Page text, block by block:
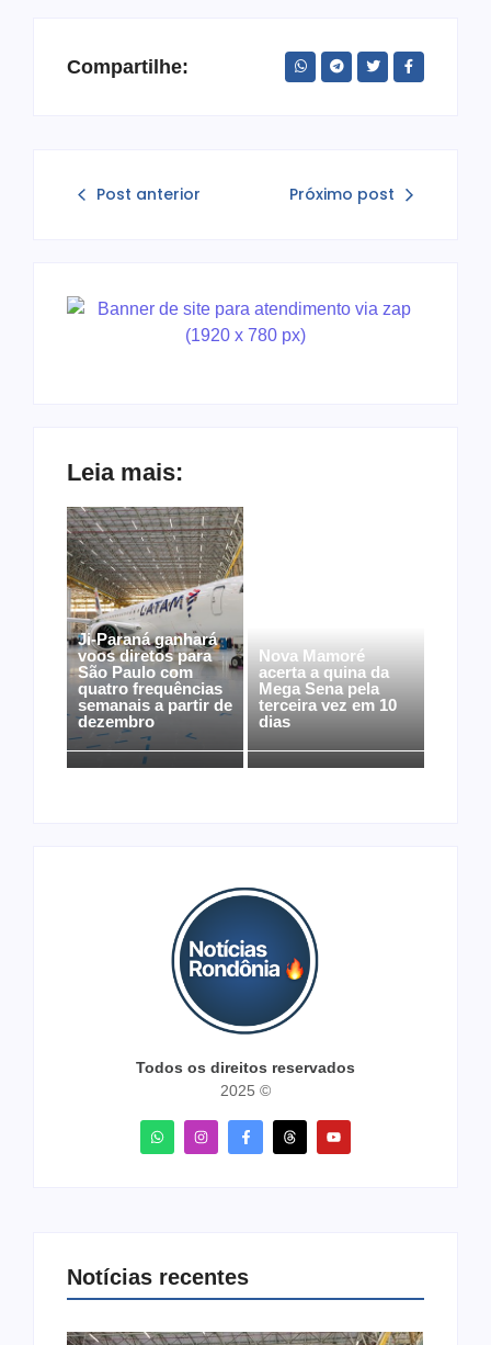
Compartilhe:
Post anterior Próximo post
Leia mais:
Ji-Paraná ganhará
voos diretos para
São Paulo com
quatro frequências
semanais a partir de
dezembro
Nova Mamoré
acerta a quina da
Mega Sena pela
terceira vez em 10
dias
Todos os direitos reservados
2025 ©
Notícias recentes